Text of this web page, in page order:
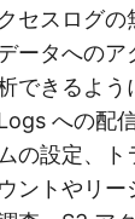
セスログの
ータへの
できるよ
への配
の設定、
ントやリー